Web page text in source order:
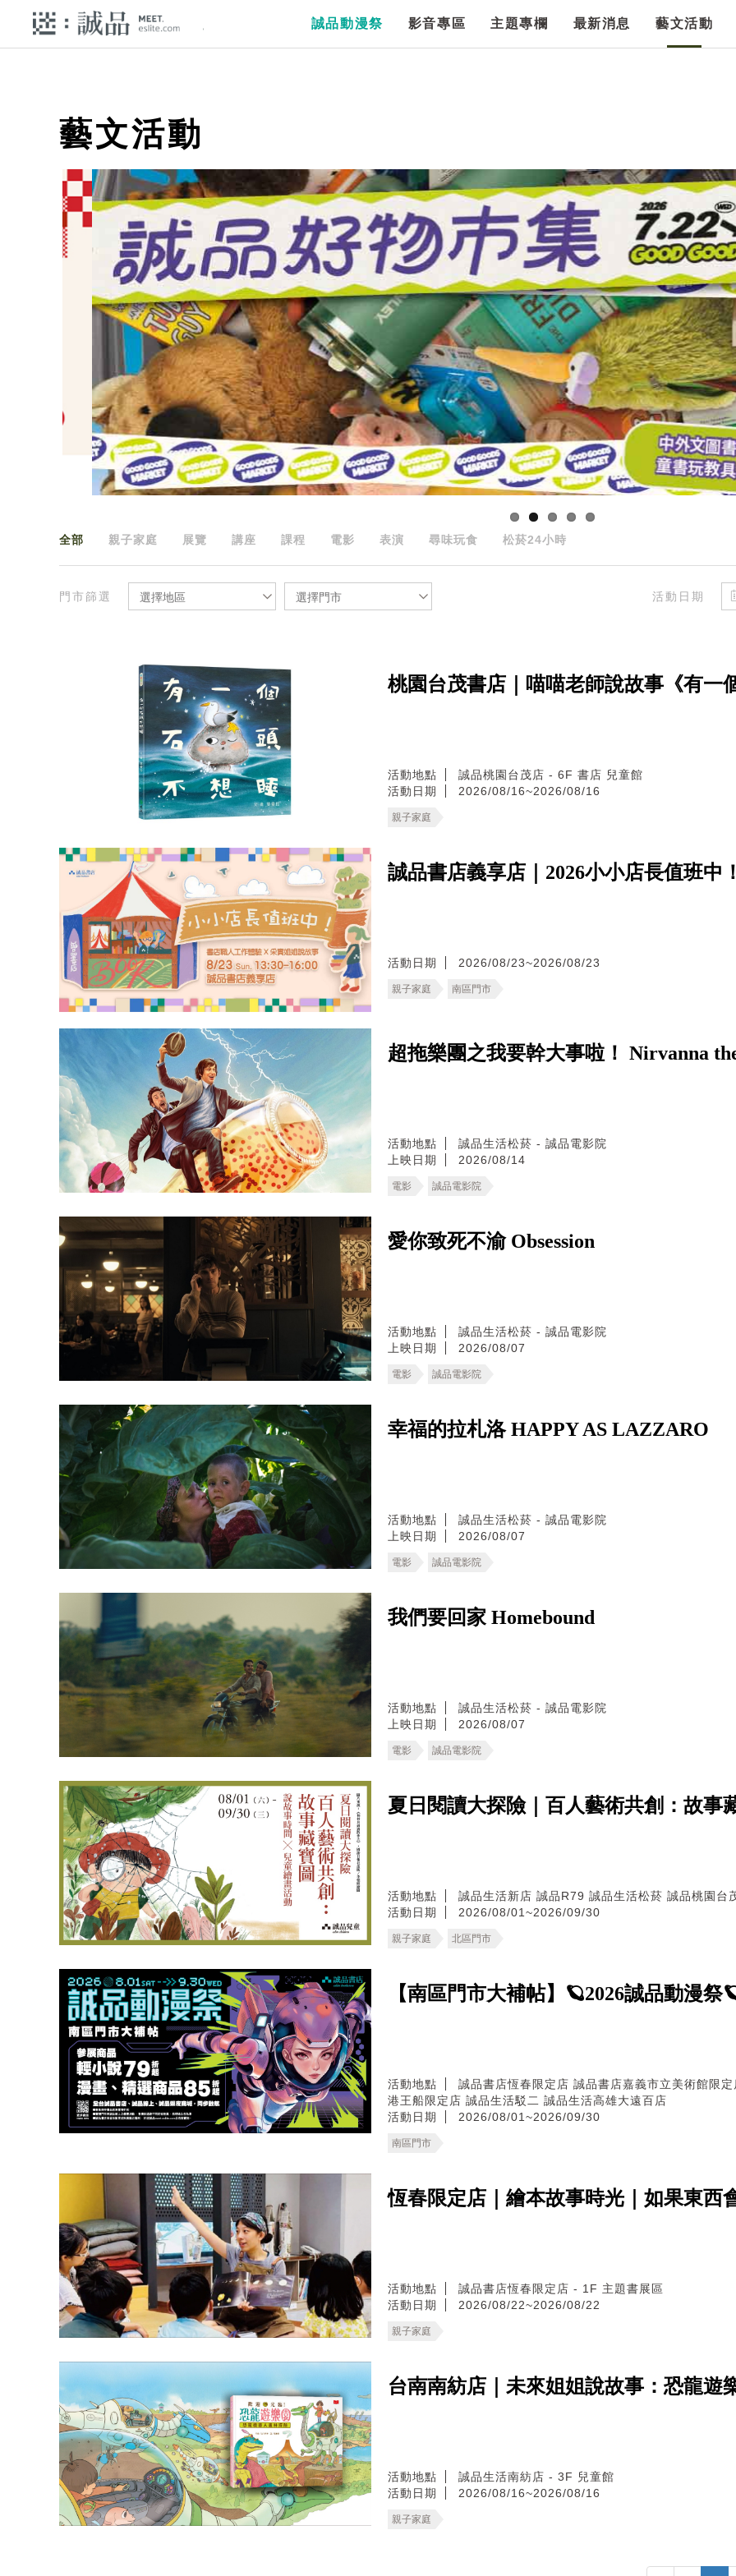
誠品動漫祭 影音專區 主題專欄 最新消息 藝文活動
藝文活動
全部 親子家庭 展覽 講座 課程 電影 表演 尋味玩食 松菸24小時
門市篩選 選擇地區 選擇門市 活動日期
桃園台茂書店｜喵喵老師說故事《有一
活動地點
誠品桃園台茂店 - 6F 書店 兒童館
活動日期
2026/08/16~2026/08/16
親子家庭
誠品書店義享店｜2026小小店長值班中
活動日期 2026/08/23~2026/08/23
親子家庭 南區門市
超拖樂團之我要幹大事啦！ Nirvanna
活動地點
誠品生活松菸 - 誠品電影院
上映日期
2026/08/14
電影 誠品電影院
愛你致死不渝 Obsession
活動地點
誠品生活松菸 - 誠品電影院
上映日期
2026/08/07
電影 誠品電影院
幸福的拉札洛 HAPPY AS LAZZARO
活動地點
誠品生活松菸 - 誠品電影院
上映日期
2026/08/07
電影 誠品電影院
我們要回家 Homebound
活動地點
誠品生活松菸 - 誠品電影院
上映日期
2026/08/07
電影 誠品電影院
夏日閱讀大探險｜百人藝術共創：故事
活動地點 誠品生活新店 誠品R79 誠品生活松菸 誠品桃園台
活動日期
2026/08/01~2026/09/30
親子家庭 北區門市
【南區門市大補帖】🪐2026誠品動漫
活動地點 誠品書店恆春限定店 誠品書店嘉義市立美術館限定
港王船限定店 誠品生活駁二 誠品生活高雄大遠百店
活動日期
2026/08/01~2026/09/30
南區門市
恆春限定店｜繪本故事時光｜如果東西
活動地點
誠品書店恆春限定店 - 1F 主題書展區
活動日期
2026/08/22~2026/08/22
親子家庭
台南南紡店｜未來姐姐說故事：恐龍遊
活動地點
誠品生活南紡店 - 3F 兒童館
活動日期
2026/08/16~2026/08/16
親子家庭